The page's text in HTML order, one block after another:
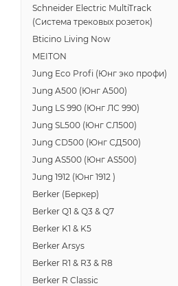
Schneider Electric MultiTrack
(Система трековых розеток)
Bticino Living Now
MEITON
Jung Eco Profi (Юнг эко профи)
Jung A500 (Юнг A500)
Jung LS 990 (Юнг ЛС 990)
Jung SL500 (Юнг СЛ500)
Jung CD500 (Юнг СД500)
Jung AS500 (Юнг AS500)
Jung 1912 (Юнг 1912 )
Berker (Беркер)
Berker Q1 & Q3 & Q7
Berker K1 & K5
Berker Arsys
Berker R1 & R3 & R8
Berker R Classic